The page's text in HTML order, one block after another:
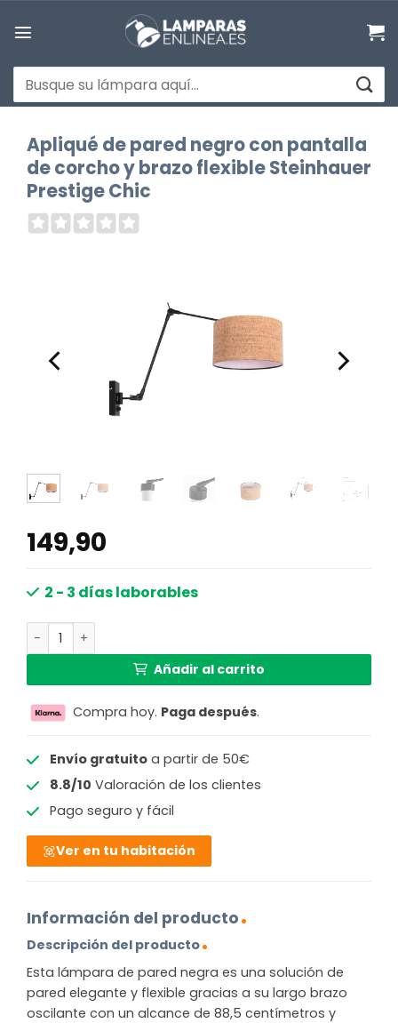
Buscar
por:
Apliqué de pared negro con pantalla
de corcho y brazo flexible Steinhauer
Prestige Chic
149,90
2 - 3 días laborables
Apliqué de pared negro con pantalla de corcho y brazo
Añadir al carrito
Compra hoy. Paga después.
Envío gratuitoa partir de 50€
8.8/10 Valoración de los clientes
Pago seguro y fácil
Ver en tu habitación
Información del producto
Descripción del producto
Esta lámpara de pared negra es una solución de
pared elegante y flexible gracias a su largo brazo
oscilante con un alcance de 88,5 centímetros y